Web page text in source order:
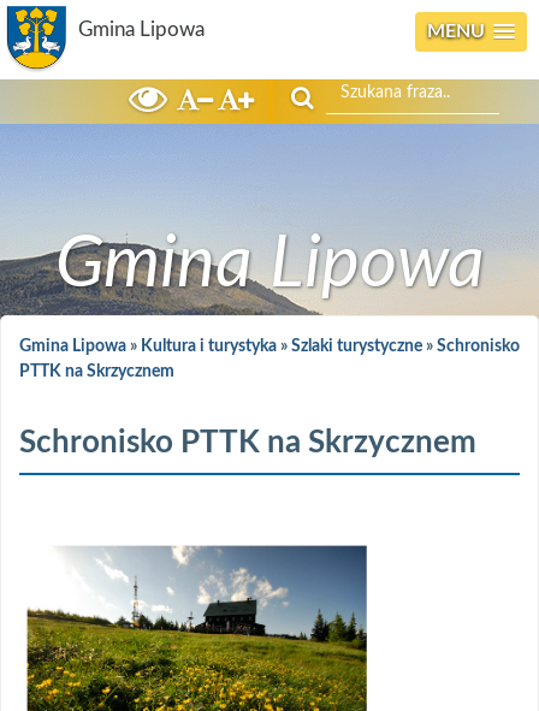
Gmina Lipowa MENU
Szukaj
Gmina Lipowa
Gmina Lipowa » Kultura i turystyka » Szlaki turystyczne » Schronisko
PTTK na Skrzycznem
Schronisko PTTK na Skrzycznem